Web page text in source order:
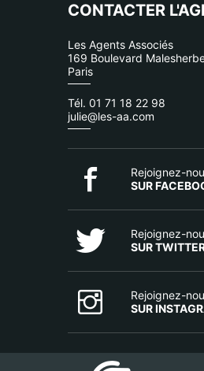
CONTACTER
Les Agents Associés
169 Boulevard
Paris
Tél. 01 71 18 22 98
julie@les-aa.com
Rejoignez-
SUR
Rejoignez-
SUR
Rejoignez-
SUR